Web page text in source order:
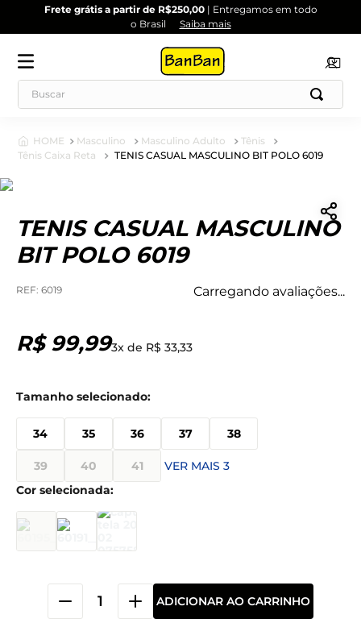
Frete grátis a partir de R$250,00| Entregamos em todo
o Brasil
Saiba mais
Masculino Masculino Adulto
Tênis
Tênis Caixa Reta
TENIS CASUAL MASCULINO BIT POLO 6019
TENIS CASUAL MASCULINO
BIT POLO 6019
: 6019 Carregando avaliações...
R$ 99,993x de R$ 33,33
34 35 36 37 38
39 40 41 VER MAIS 3
ADICIONAR AO CARRINHO